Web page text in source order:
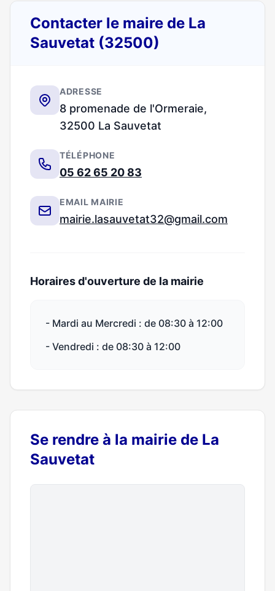
Contacter le maire de La
Sauvetat (32500)
ADRESSE
8 promenade de l'Ormeraie,
32500 La Sauvetat
TÉLÉPHONE
05 62 65 20 83
EMAIL MAIRIE
mairie.lasauvetat32@gmail.com
Horaires d'ouverture de la mairie
- Mardi au Mercredi : de 08:30 à 12:00
- Vendredi : de 08:30 à 12:00
Se rendre à la mairie de La
Sauvetat